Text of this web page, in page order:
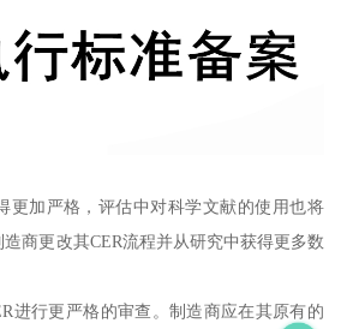
更加严格，评估中对科学文献的使用也将
商更改其CER流程并从研究中获得更多数
进行更严格的审查。制造商应在其原有的